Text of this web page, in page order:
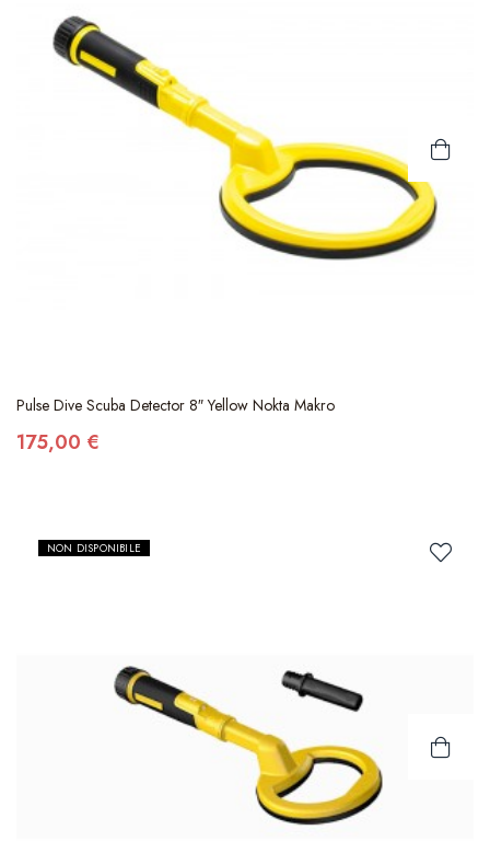
Pulse Dive Scuba Detector 8″ Yellow Nokta Makro
175,00 €
NON DISPONIBILE